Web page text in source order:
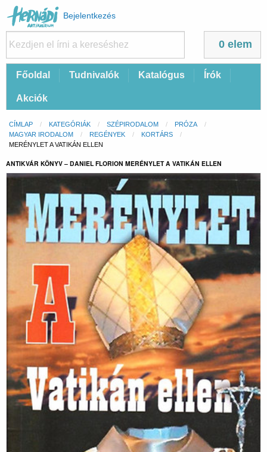
Felhasználói
fiók
menüje
Bejelentkezés
0 elem
FőFőoldal Tudnivalók Katalógus Írók
Akciók
Morzsa
CÍMLAP KATEGÓRIÁK SZÉPIRODALOM
PRÓZA
MAGYAR IRODALOM
REGÉNYEK
KORTÁRS
CURRENT:
MERÉNYLET A VATIKÁN ELLEN
ANTIKVÁR KÖNYV – DANIEL FLORION MERÉNYLET A VATIKÁN ELLEN